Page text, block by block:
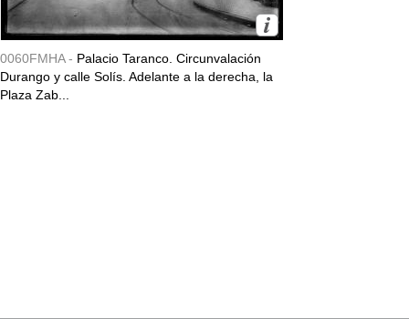
0060FMHA - Palacio Taranco. Circunvalación
Durango y calle Solís. Adelante a la derecha, la
Plaza Zab...